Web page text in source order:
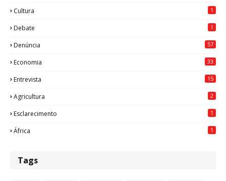
Cultura 1
Debate 1
Denúncia 57
Economia 33
Entrevista 15
Agricultura 2
Esclarecimento 1
África 1
Tags